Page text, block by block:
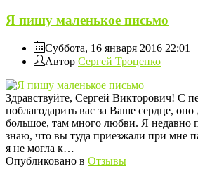
Я пишу маленькое письмо
Суббота, 16 января 2016 22:01
Автор Сергей Троценко
Здравствуйте, Сергей Викторович! С
поблагодарить вас за Ваше сердце, оно
большое, там много любви. Я недавно
знаю, что вы туда приезжали при мне
я не могла к…
Опубликовано в Отзывы